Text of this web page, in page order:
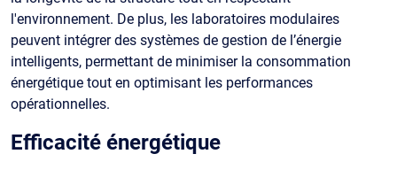
l'environnement. De plus, les laboratoires modulaires
peuvent intégrer des systèmes de gestion de l’énergie
intelligents, permettant de minimiser la consommation
énergétique tout en optimisant les performances
opérationnelles.
Efficacité énergétique